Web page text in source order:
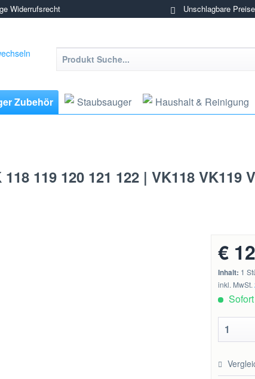
Widerrufsrecht Unschlagbare Preise
Zubehör Staubsauger Haushalt & Reinigung
119 120 121 122 | VK118 VK119
€
Inhalt: 1
inkl. MwSt.